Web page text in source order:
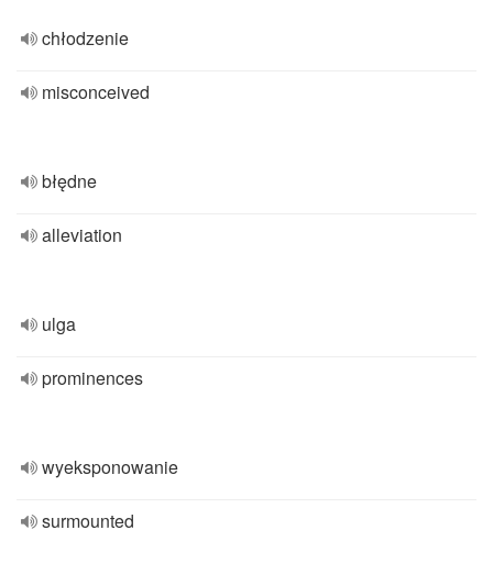
chłodzenie
misconceived
błędne
alleviation
ulga
prominences
wyeksponowanie
surmounted